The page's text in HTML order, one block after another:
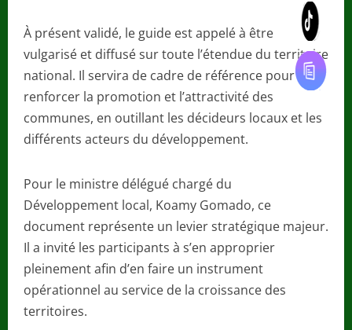
À présent validé, le guide est appelé à être
vulgarisé et diffusé sur toute l’étendue du territoire
national. Il servira de cadre de référence pour
renforcer la promotion et l’attractivité des
communes, en outillant les décideurs locaux et les
différents acteurs du développement.
Pour le ministre délégué chargé du
Développement local, Koamy Gomado, ce
document représente un levier stratégique majeur.
Il a invité les participants à s’en approprier
pleinement afin d’en faire un instrument
opérationnel au service de la croissance des
territoires.